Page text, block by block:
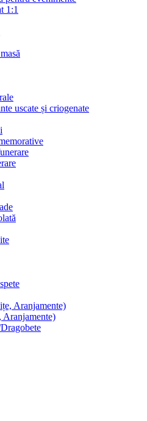
1:1
uscate și criogenate
Aranjamente)
Aranjamente)